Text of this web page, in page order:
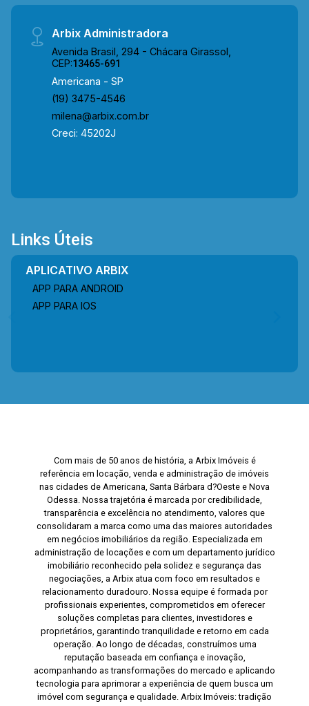
Arbix Administradora
Avenida Brasil, 294 - Chácara Girassol,
CEP:13465-691
Americana - SP
(19) 3475-4546
milena@arbix.com.br
Creci: 45202J
Links Úteis
APLICATIVO ARBIX
APP PARA ANDROID
APP PARA IOS
Com mais de 50 anos de história, a Arbix Imóveis é
referência em locação, venda e administração de imóveis
nas cidades de Americana, Santa Bárbara d?Oeste e Nova
Odessa. Nossa trajetória é marcada por credibilidade,
transparência e excelência no atendimento, valores que
consolidaram a marca como uma das maiores autoridades
em negócios imobiliários da região. Especializada em
administração de locações e com um departamento jurídico
imobiliário reconhecido pela solidez e segurança das
negociações, a Arbix atua com foco em resultados e
relacionamento duradouro. Nossa equipe é formada por
profissionais experientes, comprometidos em oferecer
soluções completas para clientes, investidores e
proprietários, garantindo tranquilidade e retorno em cada
operação. Ao longo de décadas, construímos uma
reputação baseada em confiança e inovação,
acompanhando as transformações do mercado e aplicando
tecnologia para aprimorar a experiência de quem busca um
imóvel com segurança e qualidade. Arbix Imóveis: tradição